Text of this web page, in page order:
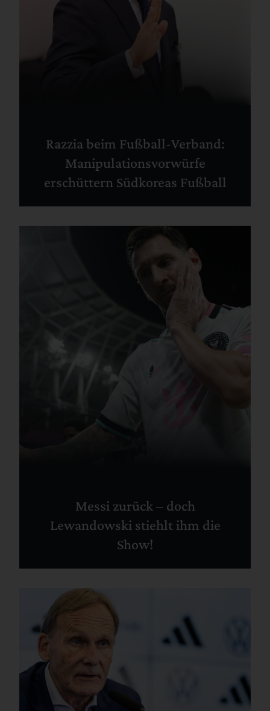
Razzia beim Fußball-Verband:
Manipulationsvorwürfe
erschüttern Südkoreas Fußball
Messi zurück – doch
Lewandowski stiehlt ihm die
Show!